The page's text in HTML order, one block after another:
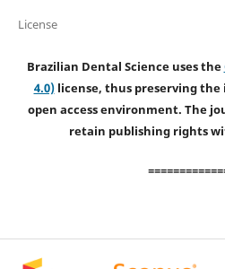
License
Brazilian Dental Science uses the
4.0)license, thus preserving
open access environment. The
retain publishing rights